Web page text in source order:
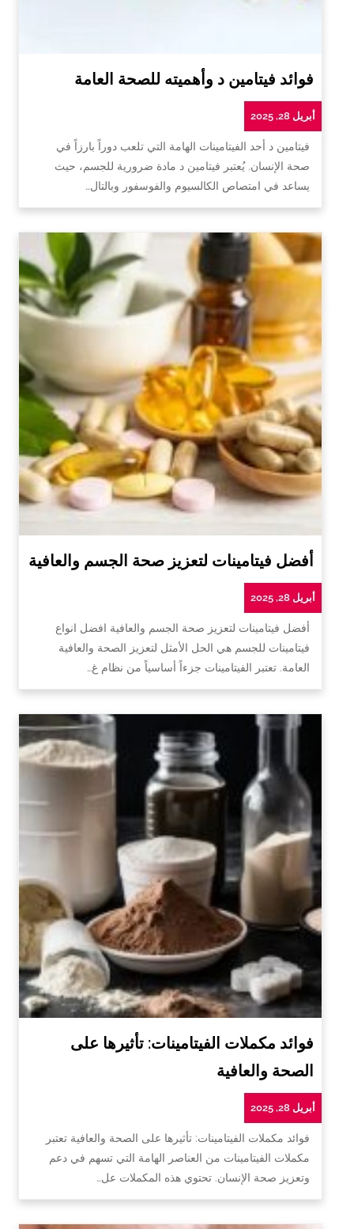
فوائد فيتامين د وأهميته للصحة العامة
أبريل 28, 2025
فيتامين د أحد الفيتامينات الهامة التي تلعب دوراً بارزاً في
صحة الإنسان. يُعتبر فيتامين د مادة ضرورية للجسم، حيث
يساعد في امتصاص الكالسيوم والفوسفور وبالتال…
أفضل فيتامينات لتعزيز صحة الجسم والعافية
أبريل 28, 2025
أفضل فيتامينات لتعزيز صحة الجسم والعافية افضل انواع
فيتامينات للجسم هي الحل الأمثل لتعزيز الصحة والعافية
العامة. تعتبر الفيتامينات جزءاً أساسياً من نظام غ…
فوائد مكملات الفيتامينات: تأثيرها على
الصحة والعافية
أبريل 28, 2025
فوائد مكملات الفيتامينات: تأثيرها على الصحة والعافية تعتبر
مكملات الفيتامينات من العناصر الهامة التي تسهم في دعم
وتعزيز صحة الإنسان. تحتوي هذه المكملات عل…